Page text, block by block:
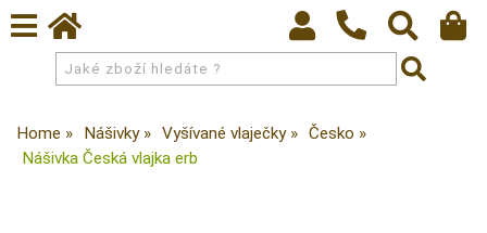
Home Nášivky Vyšívané vlaječky
Česko
Nášivka Česká vlajka erb